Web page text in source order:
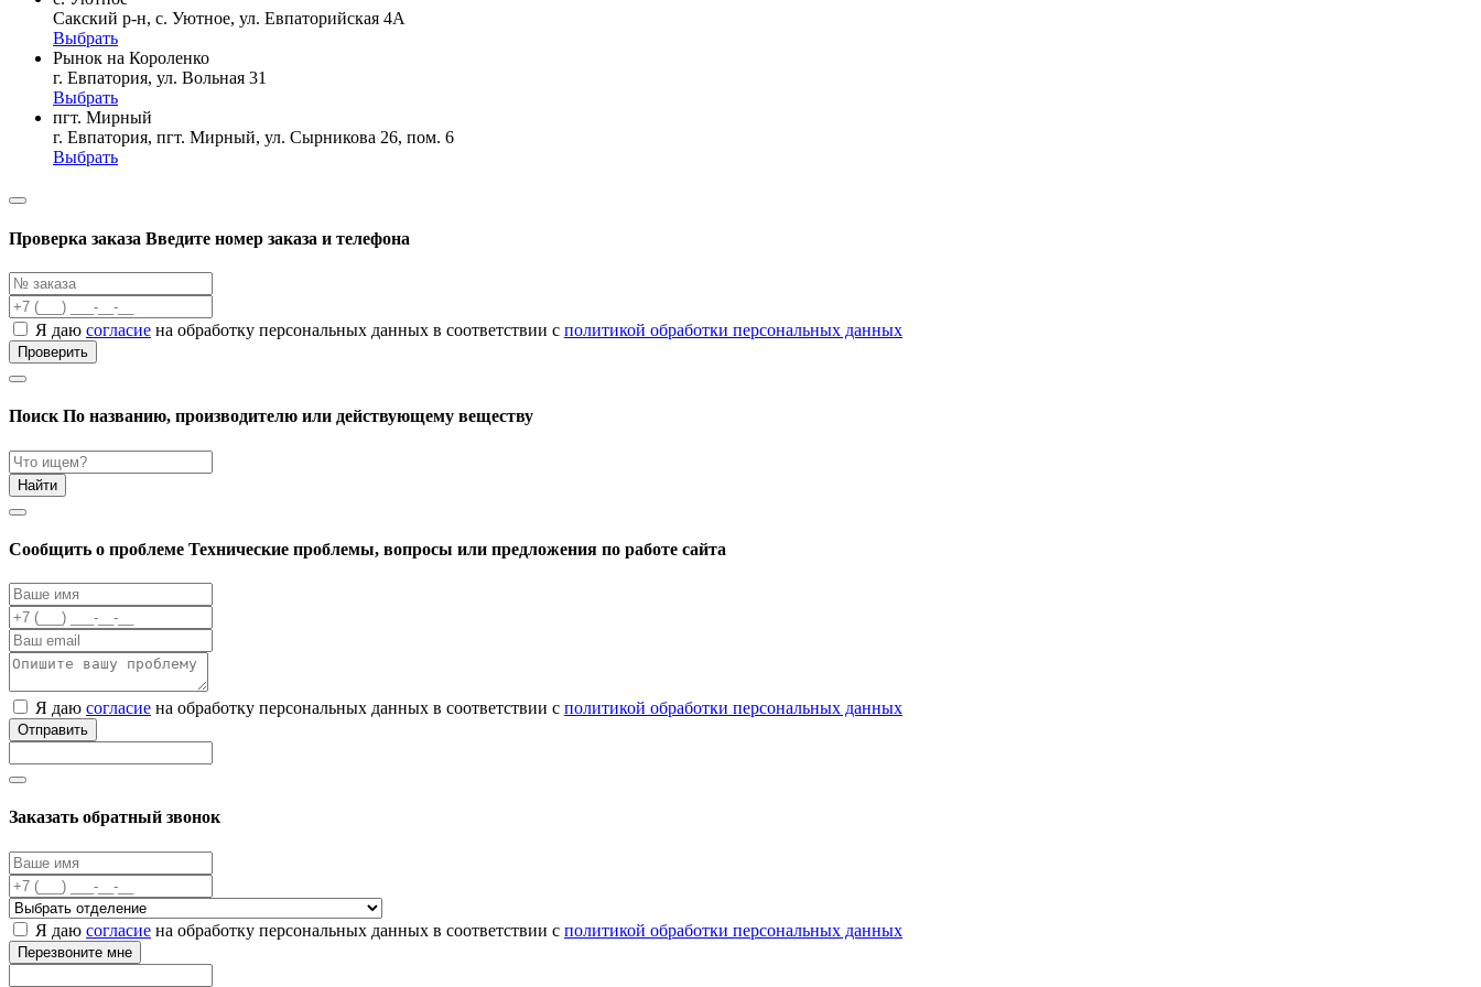
Сакский р-н, с. Уютное, ул. Евпаторийская 4А
Выбрать
Рынок на Короленко
г. Евпатория, ул. Вольная 31
Выбрать
пгт. Мирный
г. Евпатория, пгт. Мирный, ул. Сырникова 26, пом. 6
Выбрать
Проверка заказа Введите номер заказа и телефона
Я даю согласие на обработку персональных данных в соответствии с политикой обработки персональных данных
Проверить
Поиск По названию, производителю или действующему веществу
Найти
Cообщить о проблеме Технические проблемы, вопросы или предложения по работе сайта
Я даю согласие на обработку персональных данных в соответствии с политикой обработки персональных данных
Отправить
Заказать обратный звонок
Я даю согласие на обработку персональных данных в соответствии с политикой обработки персональных данных
Перезвоните мне